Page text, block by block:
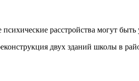
психические расстройства могут
двух зданий школы в